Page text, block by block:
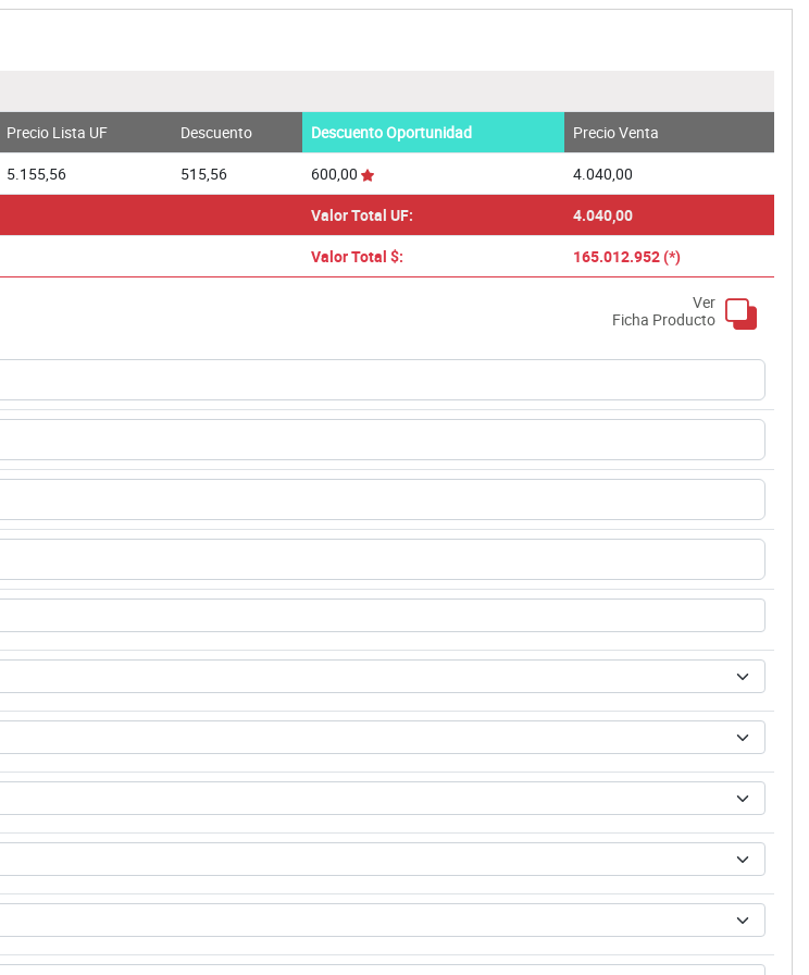
Precio Lista UF Descuento Descuento Oportunidad
Precio Venta
5.155,56 515,56 600,00
4.040,00
Valor Total UF:
4.040,00
Valor Total $:
165.012.952 (*)
Ver
Ficha Producto